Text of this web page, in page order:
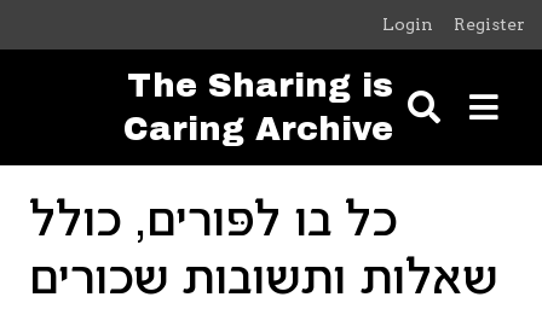
Skip to main content
Login Register
The Sharing is
Caring Archive
כל בו לפּורים, כולל
שאלות ותשובות שכורים